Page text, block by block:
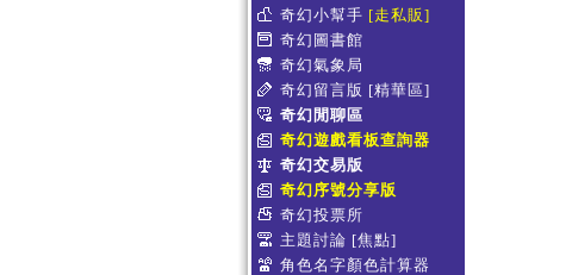
奇幻小幫手 [走私販]
奇幻圖書館
奇幻氣象局
奇幻留言版 [精華區]
奇幻閒聊區
奇幻遊戲看板查詢器
奇幻交易版
奇幻序號分享版
奇幻投票所
主題討論 [焦點]
角色名字顏色計算器